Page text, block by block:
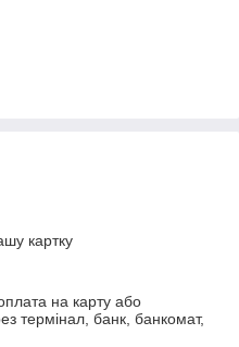
картку
на карту або
термінал, банк, банкомат,